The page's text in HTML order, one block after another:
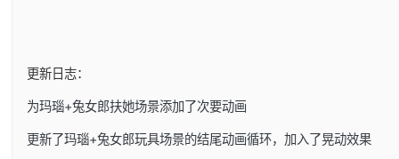
更新日志：
为玛瑙+兔女郎扶她场景添加了次要动画
更新了玛瑙+兔女郎玩具场景的结尾动画循环，加入了晃动效果